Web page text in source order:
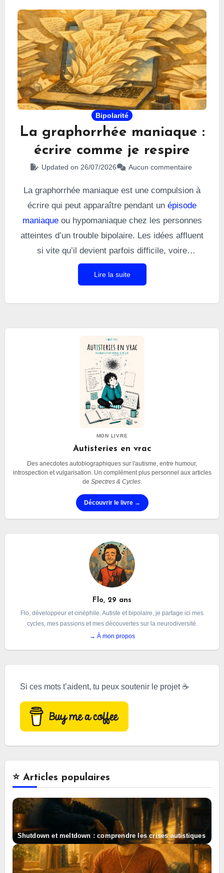
ce que je sais faire.En garde !
Bipolarité
La graphorrhée maniaque :
écrire comme je respire
Updated on 26/07/2026 Aucun commentaire
La graphorrhée maniaque est une compulsion à
écrire qui peut apparaître pendant un épisode
maniaqueou hypomaniaque chez les personnes
atteintes d’un trouble bipolaire. Les idées affluent
si vite qu’il devient parfois difficile, voire
impossible, de s’arrêter d’écrire. Chez certaines
personnes bipolaires, cette accélération de la
l’impression d’écrire comme je respirais.
Lire la suite
MON LIVRE
Autisteries en vrac
Des anecdotes autobiographiques sur l'autisme, entre humour,
introspection et vulgarisation. Un complément plus personnel aux articles
de Spectres & Cycles.
Découvrir le livre →
Flo, 29 ans
Flo, développeur et cinéphile. Autiste et bipolaire, je partage ici mes
cycles, mes passions et mes découvertes sur la neurodiversité.
→ À mon propos
Si ces mots t’aident, tu peux soutenir le projet ☕
⭐️ Articles populaires
Shutdown et meltdown : comprendre les crises autistiques